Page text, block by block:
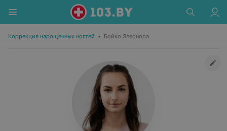
Коррекция нарощенных ногтей • Бойко Элеонора